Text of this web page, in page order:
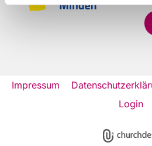
Impressum
Login